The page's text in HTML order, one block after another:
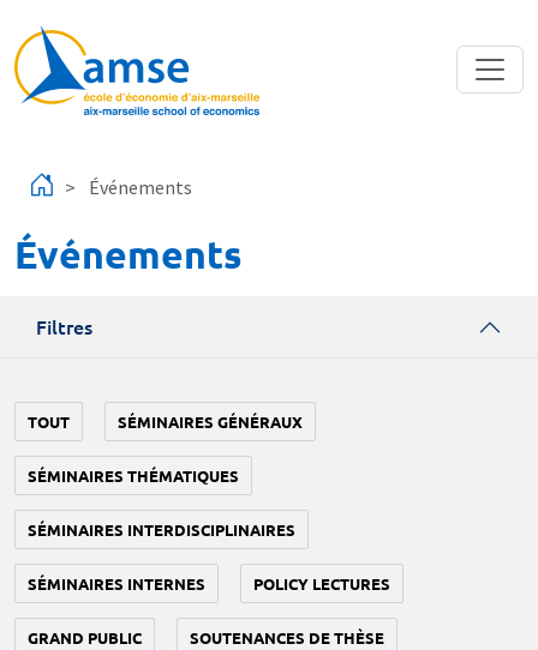
Événements
Événements
Filtres
TOUT SÉMINAIRES GÉNÉRAUX
SÉMINAIRES THÉMATIQUES
SÉMINAIRES INTERDISCIPLINAIRES
SÉMINAIRES INTERNES POLICY LECTURES
GRAND PUBLIC SOUTENANCES DE THÈSE